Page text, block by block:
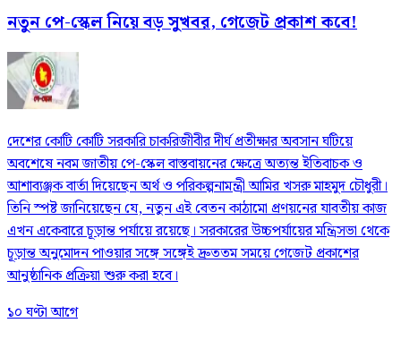
নতুন পে-স্কেল নিয়ে বড় সুখবর, গেজেট প্রকাশ কবে!
দেশের কোটি কোটি সরকারি চাকরিজীবীর দীর্ঘ প্রতীক্ষার অবসান ঘটিয়ে
অবশেষে নবম জাতীয় পে-স্কেল বাস্তবায়নের ক্ষেত্রে অত্যন্ত ইতিবাচক ও
আশাব্যঞ্জক বার্তা দিয়েছেন অর্থ ও পরিকল্পনামন্ত্রী আমির খসরু মাহমুদ চৌধুরী।
তিনি স্পষ্ট জানিয়েছেন যে, নতুন এই বেতন কাঠামো প্রণয়নের যাবতীয় কাজ
এখন একেবারে চূড়ান্ত পর্যায়ে রয়েছে। সরকারের উচ্চপর্যায়ের মন্ত্রিসভা থেকে
চূড়ান্ত অনুমোদন পাওয়ার সঙ্গে সঙ্গেই দ্রুততম সময়ে গেজেট প্রকাশের
আনুষ্ঠানিক প্রক্রিয়া শুরু করা হবে।
১০ ঘণ্টা আগে